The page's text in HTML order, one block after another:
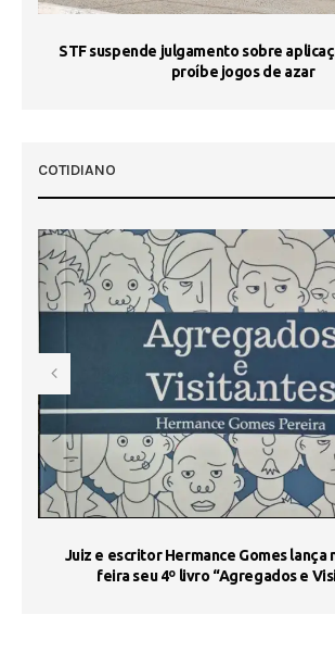
STF suspende julgamento sobre
proíbe jogos de azar
COTIDIANO
Juiz e escritor Hermance Gomes lança
feira seu 4º livro “Agregados e